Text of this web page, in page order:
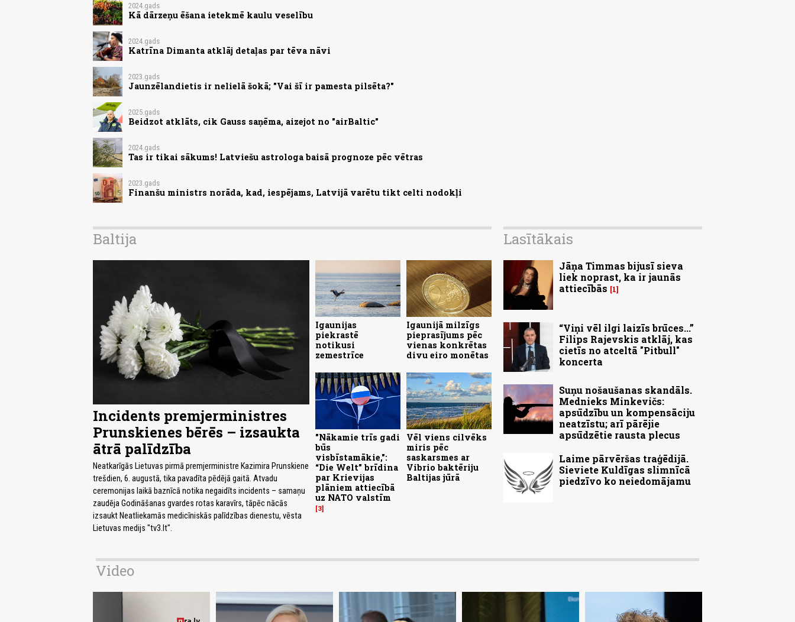
2024.gads
Kā dārzeņu ēšana ietekmē kaulu veselību
2024.gads
Katrīna Dimanta atklāj detaļas par tēva nāvi
2023.gads
Jaunzēlandietis ir nelielā šokā; "Vai šī ir pamesta pilsēta?"
2025.gads
Beidzot atklāts, cik Gauss saņēma, aizejot no "airBaltic"
2024.gads
Tas ir tikai sākums! Latviešu astrologa baisā prognoze pēc vētras
2023.gads
Finanšu ministrs norāda, kad, iespējams, Latvijā varētu tikt celti nodokļi
Baltija
Incidents premjerministres
Prunskienes bērēs – izsaukta
ātrā palīdzība
Neatkarīgās Lietuvas pirmā premjerministre Kazimira Prunskiene
trešdien, 6. augustā, tika pavadīta pēdējā gaitā. Atvadu
ceremonijas laikā baznīcā notika negaidīts incidents – samaņu
zaudēja Godināšanas gvardes rotas karavīrs, tāpēc nācās
izsaukt Neatliekamās medicīniskās palīdzības dienestu, vēsta
Lietuvas medijs "tv3.lt".
Igaunijas
piekrastē
notikusi
zemestrīce
Igaunijā milzīgs
pieprasījums pēc
vienas konkrētas
divu eiro monētas
"Nākamie trīs gadi
būs
visbīstamākie,":
“Die Welt” brīdina
par Krievijas
plāniem attiecībā
uz NATO valstīm
3
Vēl viens cilvēks
miris pēc
saskarsmes ar
Vibrio baktēriju
Baltijas jūrā
Lasītākais
Jāņa Timmas bijusī sieva
liek noprast, ka ir jaunās
attiecībās
1
“Viņi vēl ilgi laizīs brūces...”
Filips Rajevskis atklāj, kas
cietīs no atceltā "Pitbull"
koncerta
Suņu nošaušanas skandāls.
Mednieks Minkevičs:
apsūdzību un kompensāciju
neatzīstu; arī pārējie
apsūdzētie rausta plecus
Laime pārvēršas traģēdijā.
Sieviete Kuldīgas slimnīcā
piedzīvo ko neiedomājamu
Video